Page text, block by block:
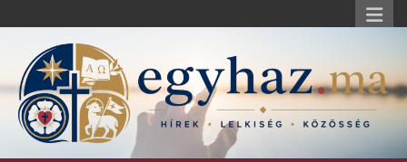
to
Keresztény hírek, elemzések, építő jellegű kritikai írások.